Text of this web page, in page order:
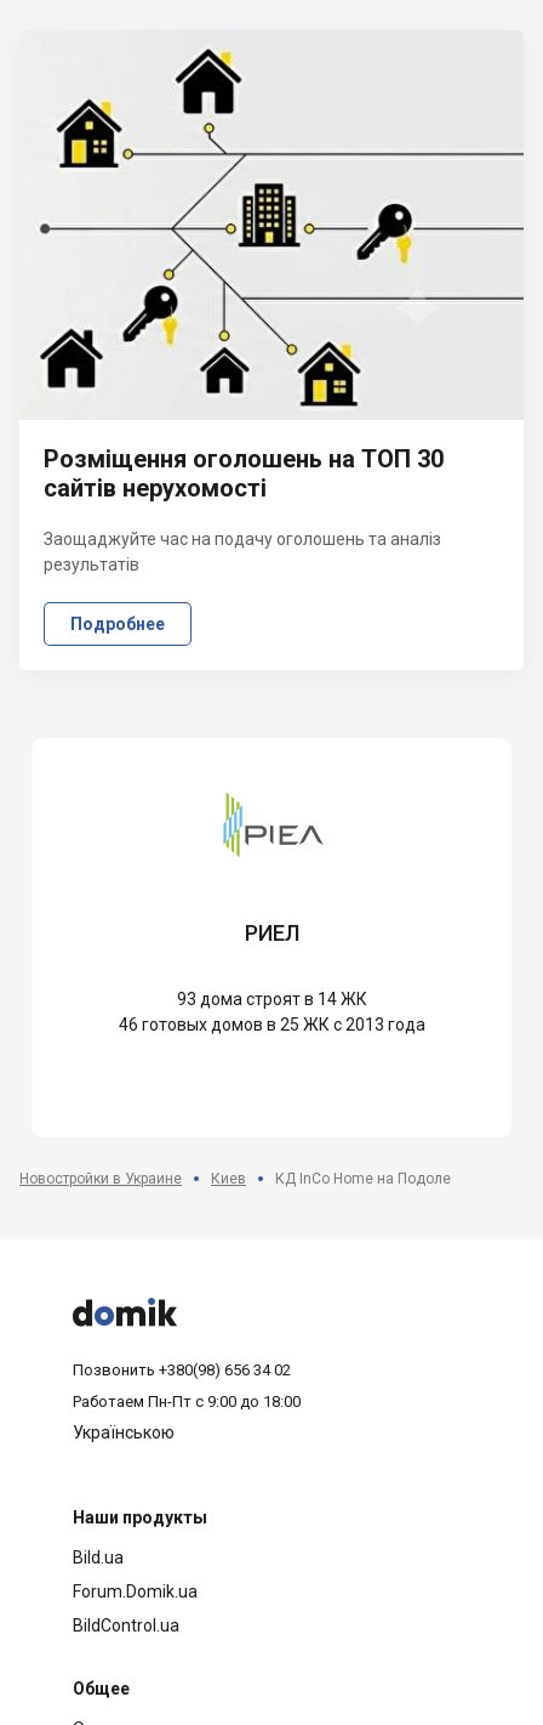
Розміщення оголошень на ТОП 30
сайтів нерухомості
Заощаджуйте час на подачу оголошень та аналіз
результатів
Подробнее
РИЕЛ
93 дома строят в 14 ЖК
46 готовых домов в 25 ЖК с 2013 года
Новостройки в Украине Киев КД InCo Home на Подоле



Позвонить +380(98) 656 34 02
Работаем Пн-Пт с 9:00 до 18:00
Українською
Наши продукты
Bild.ua
Forum.Domik.ua
BildControl.ua
Общее